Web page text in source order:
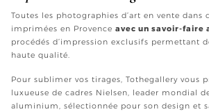
Toutes les photographies d’art en vente dans
imprimées en Provence avec un savoir-faire
procédés d’impression exclusifs permettant
haute qualité.
Pour sublimer vos tirages, Tothegallery vous
luxueuse de cadres Nielsen, leader mondial
aluminium, sélectionnée pour son design et